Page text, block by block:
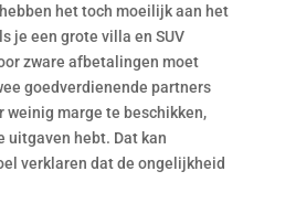
het toch moeilijk aan het
je een grote villa en SUV
zware afbetalingen moet
goedverdienende partners
weinig marge te beschikken,
uitgaven hebt. Dat kan
verklaren dat de ongelijkheid